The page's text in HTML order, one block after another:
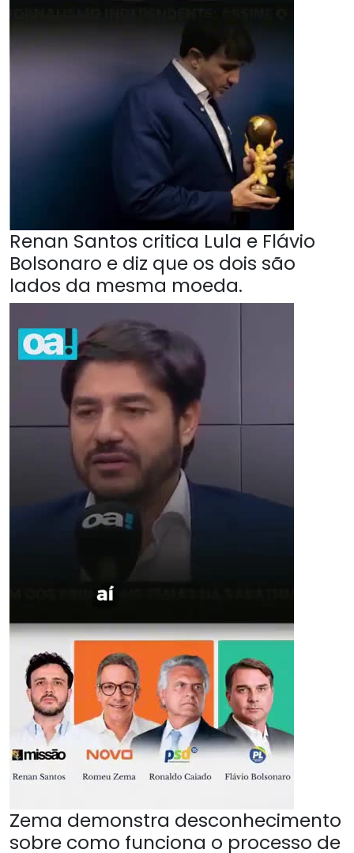
Renan Santos critica Lula e Flávio
Bolsonaro e diz que os dois são
lados da mesma moeda.
Zema demonstra desconhecimento
sobre como funciona o processo de